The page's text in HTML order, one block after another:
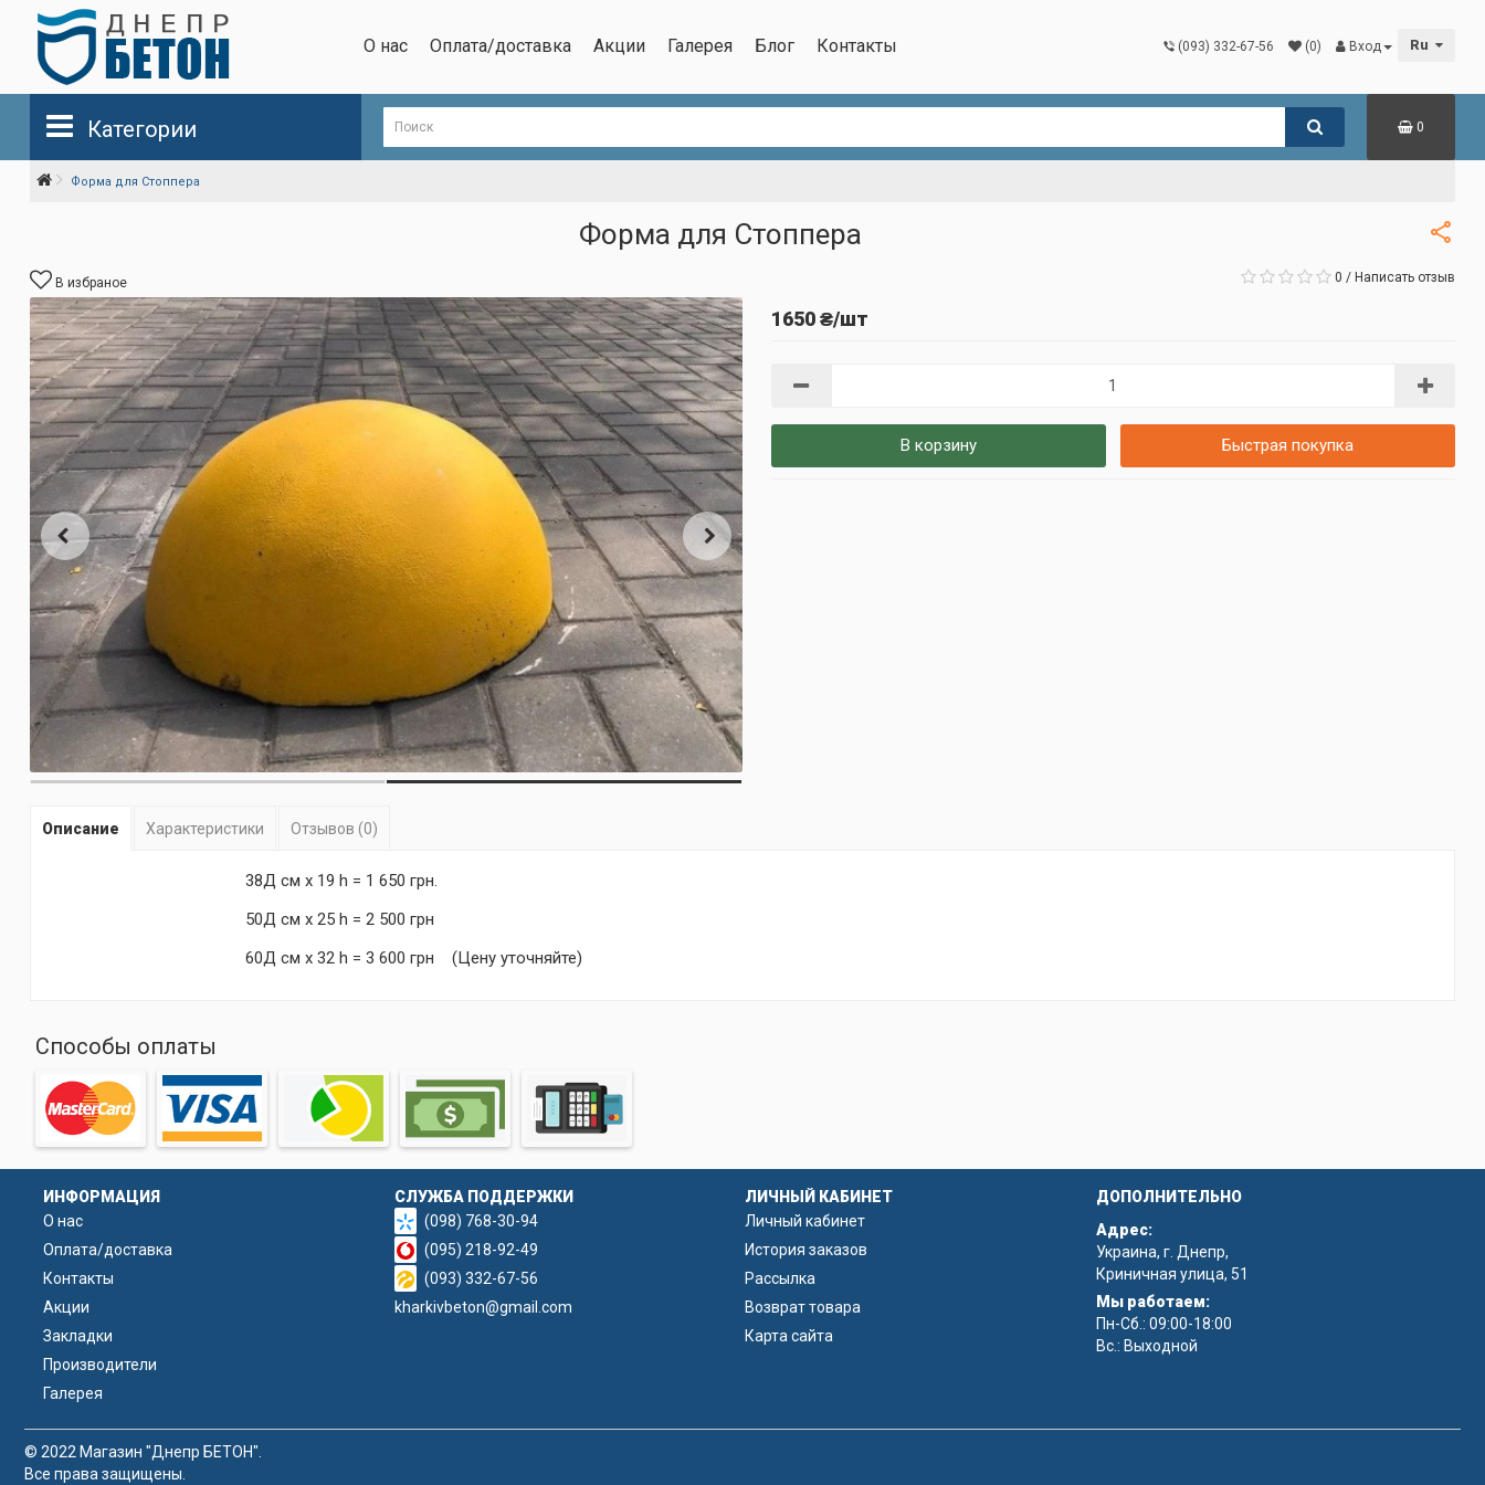
О нас Оплата/доставка Акции Галерея Блог Контакты (093) 332-67-56 (0) Вход Ru
Категории 0
Форма для Стоппера
Форма для Стоппера
В избраное 0 / Написать отзыв
1650 ₴/шт
В корзину Быстрая покупка
Описание Характеристики Отзывов (0)
38Д см х 19 h = 1 650 грн.
50Д см х 25 h = 2 500 грн
60Д см х 32 h = 3 600 грн (Цену уточняйте)
Способы оплаты
ИНФОРМАЦИЯ
О нас
Оплата/доставка
Контакты
Акции
Закладки
Производители
Галерея
СЛУЖБА ПОДДЕРЖКИ
(098) 768-30-94
(095) 218-92-49
(093) 332-67-56
kharkivbeton@gmail.com
ЛИЧНЫЙ КАБИНЕТ
Личный кабинет
История заказов
Рассылка
Возврат товара
Карта сайта
ДОПОЛНИТЕЛЬНО
Адрес:
Украина, г. Днепр,
Криничная улица, 51
Мы работаем:
Пн-Сб.: 09:00-18:00
Вс.: Выходной
© 2022 Магазин "Днепр БЕТОН".
Все права защищены.